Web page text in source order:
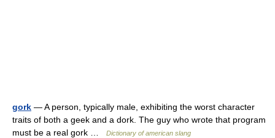
gork — A person, typically male, exhibiting the worst character
traits of both a geek and a dork. The guy who wrote that program
must be a real gork …
Dictionary of american slang